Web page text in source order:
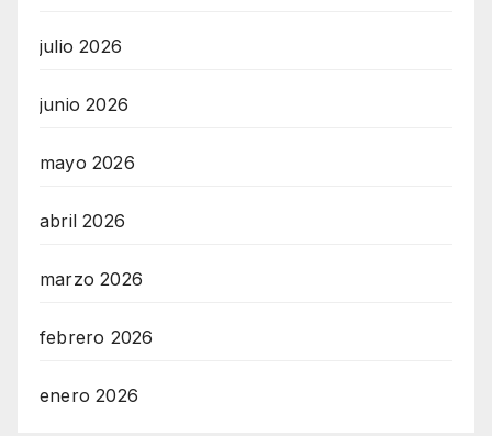
julio 2026
junio 2026
mayo 2026
abril 2026
marzo 2026
febrero 2026
enero 2026